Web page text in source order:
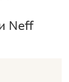
Neff